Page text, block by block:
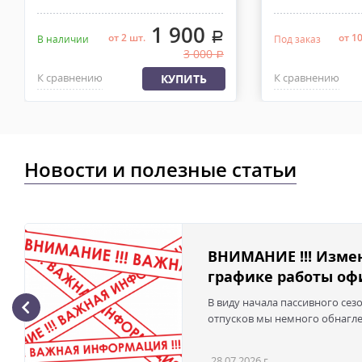
В наличии от 2 шт.1 900 .
3 000.
К сравнению КУПИТЬ
Под заказ от
К сравнению
Новости и полезные статьи
ВНИМАНИЕ !!!
графике работы
В виду начала пассивного
отпусков мы немного